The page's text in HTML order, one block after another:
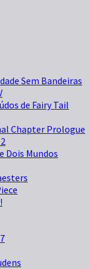
Sem Bandeiras
de Fairy Tail
Chapter Prologue
Dois Mundos